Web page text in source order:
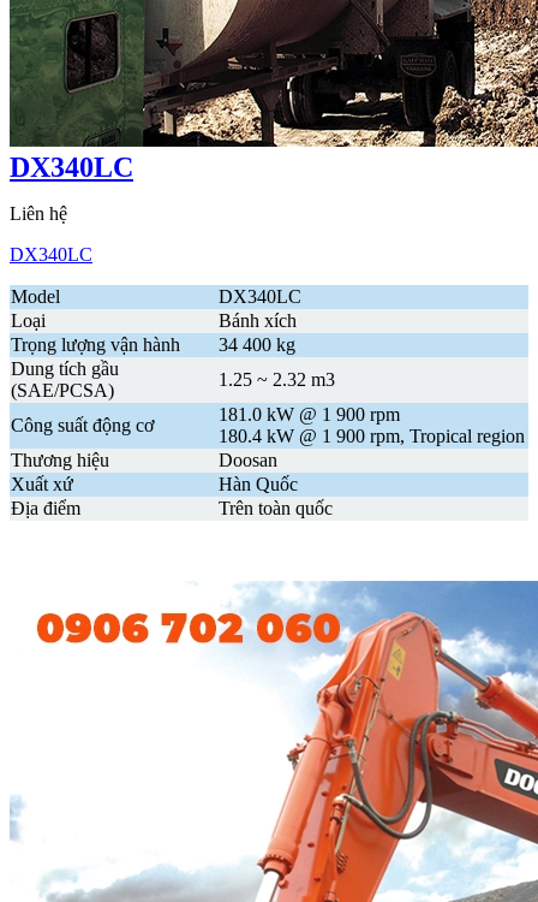
DX340LC
Liên hệ
DX340LC
Model
DX340LC
Loại
Bánh xích
Trọng lượng vận hành
34 400 kg
Dung tích gầu
(SAE/PCSA)
1.25 ~ 2.32 m3
Công suất động cơ
181.0 kW @ 1 900 rpm
180.4 kW @ 1 900 rpm, Tropical region
Thương hiệu
Doosan
Xuất xứ
Hàn Quốc
Địa điểm
Trên toàn quốc